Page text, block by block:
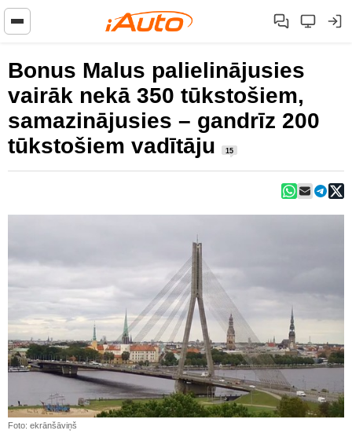
Bonus Malus palielinājusies
vairāk nekā 350 tūkstošiem,
samazinājusies – gandrīz 200
tūkstošiem vadītāju
15
Foto: ekrānšāviņš